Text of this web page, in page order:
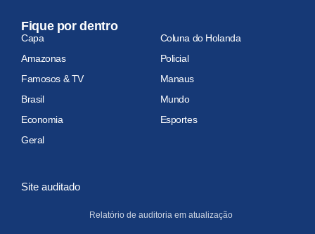
Fique por dentro
Capa
Coluna do Holanda
Amazonas
Policial
Famosos & TV
Manaus
Brasil
Mundo
Economia
Esportes
Geral
Site auditado
Relatório de auditoria em atualização